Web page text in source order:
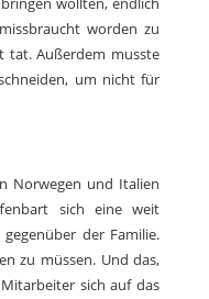
worden zu
tat. Außerdem musste
um nicht für
Norwegen und Italien
sich eine weit
der Familie.
zu müssen. Und das,
sich auf das